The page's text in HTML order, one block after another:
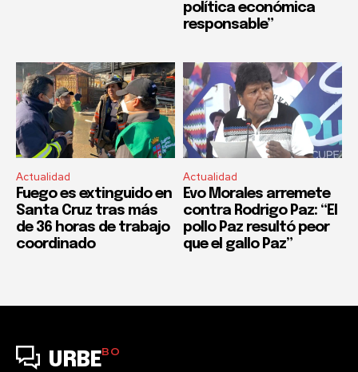
política económica
responsable”
Actualidad
Fuego es extinguido en
Santa Cruz tras más
de 36 horas de trabajo
coordinado
Actualidad
Evo Morales arremete
contra Rodrigo Paz: “El
pollo Paz resultó peor
que el gallo Paz”
URBEBO